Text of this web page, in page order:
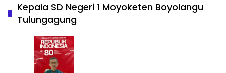
Kepala SD Negeri 1 Moyoketen Boyolangu
Tulungagung